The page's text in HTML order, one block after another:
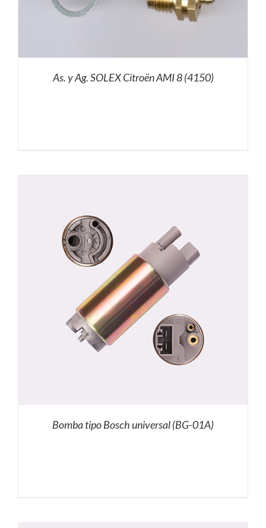
As. y Ag. SOLEX Citroën AMI 8 (4150)
Bomba tipo Bosch universal (BG-01A)